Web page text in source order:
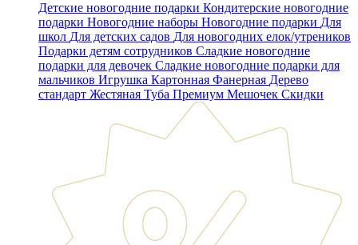
Детские новогодние подарки Кондитерские новогодние
подарки Новогодние наборы Новогодние подарки Для
школ Для детских садов Для новогодних елок/утреников
Подарки детям сотрудников Сладкие новогодние
подарки для девочек Сладкие новогодние подарки для
мальчиков Игрушка Картонная Фанерная Дерево
стандарт Жестяная Туба Премиум Мешочек Скидки